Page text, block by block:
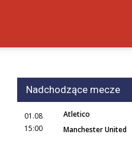
Nadchodzące mecze
01.08
15:00
Atletico
Manchester United